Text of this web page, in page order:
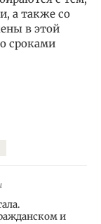
а также со
в этой
сроками
и